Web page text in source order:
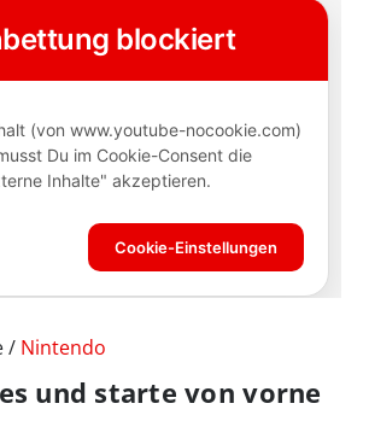
/ Nintendo
und starte von vorne